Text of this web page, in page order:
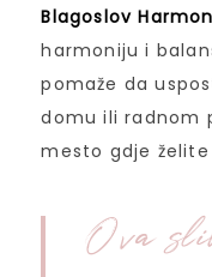
Blagoslov
harmoniju i
pomaže da
domu ili radnom
mesto gdje
Ova